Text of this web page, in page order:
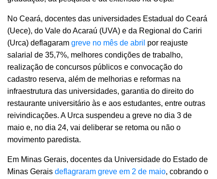
No Ceará, docentes das universidades Estadual do Ceará
(Uece), do Vale do Acaraú (UVA) e da Regional do Cariri
(Urca) deflagaram greve no mês de abril por reajuste
salarial de 35,7%, melhores condições de trabalho,
realização de concursos públicos e convocação do
cadastro reserva, além de melhorias e reformas na
infraestrutura das universidades, garantia do direito do
restaurante universitário às e aos estudantes, entre outras
reivindicações. A Urca suspendeu a greve no dia 3 de
maio e, no dia 24, vai deliberar se retoma ou não o
movimento paredista.
Em Minas Gerais, docentes da Universidade do Estado de
Minas Gerais deflagraram greve em 2 de maio, cobrando o